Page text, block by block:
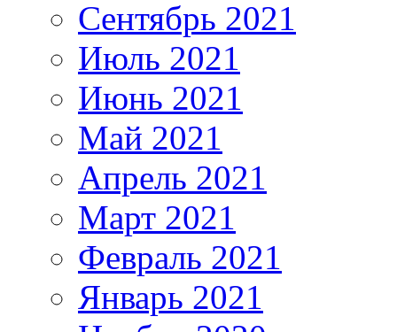
Сентябрь 2021
Июль 2021
Июнь 2021
Май 2021
Апрель 2021
Март 2021
Февраль 2021
Январь 2021